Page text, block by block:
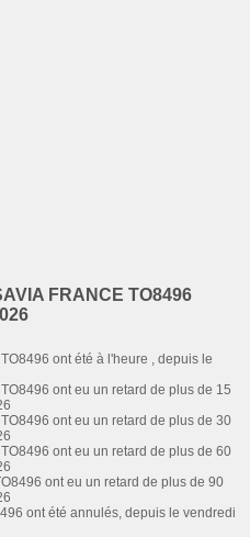
FRANCE TO8496
ont été à l'heure , depuis le
ont eu un retard de plus de 15
ont eu un retard de plus de 30
ont eu un retard de plus de 60
ont eu un retard de plus de 90
ont été annulés, depuis le vendredi